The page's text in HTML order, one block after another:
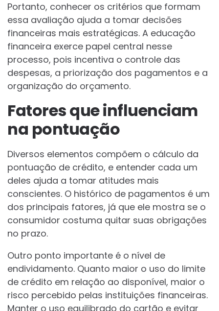
Portanto, conhecer os critérios que formam
essa avaliação ajuda a tomar decisões
financeiras mais estratégicas. A educação
financeira exerce papel central nesse
processo, pois incentiva o controle das
despesas, a priorização dos pagamentos e a
organização do orçamento.
Fatores que influenciam
na pontuação
Diversos elementos compõem o cálculo da
pontuação de crédito, e entender cada um
deles ajuda a tomar atitudes mais
conscientes. O histórico de pagamentos é um
dos principais fatores, já que ele mostra se o
consumidor costuma quitar suas obrigações
no prazo.
Outro ponto importante é o nível de
endividamento. Quanto maior o uso do limite
de crédito em relação ao disponível, maior o
risco percebido pelas instituições financeiras.
Manter o uso equilibrado do cartão e evitar